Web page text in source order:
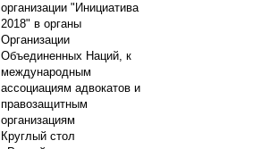
организации "Инициатива
2018" в органы
Организации
Объединенных Наций, к
международным
ассоциациям адвокатов и
правозащитным
организациям
Круглый стол